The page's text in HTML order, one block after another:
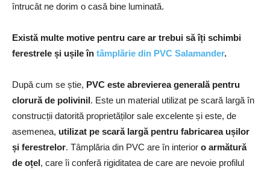
întrucât ne dorim o casă bine luminată.
Există multe motive pentru care ar trebui să îți schimbi
ferestrele și ușile în tâmplărie din PVC Salamander.
După cum se știe, PVC este abrevierea generală pentru
clorură de polivinil. Este un material utilizat pe scară largă în
construcții datorită proprietăților sale excelente și este, de
asemenea, utilizat pe scară largă pentru fabricarea ușilor
și ferestrelor. Tâmplăria din PVC are în interior o armătură
de oțel, care îi conferă rigiditatea de care are nevoie profilul